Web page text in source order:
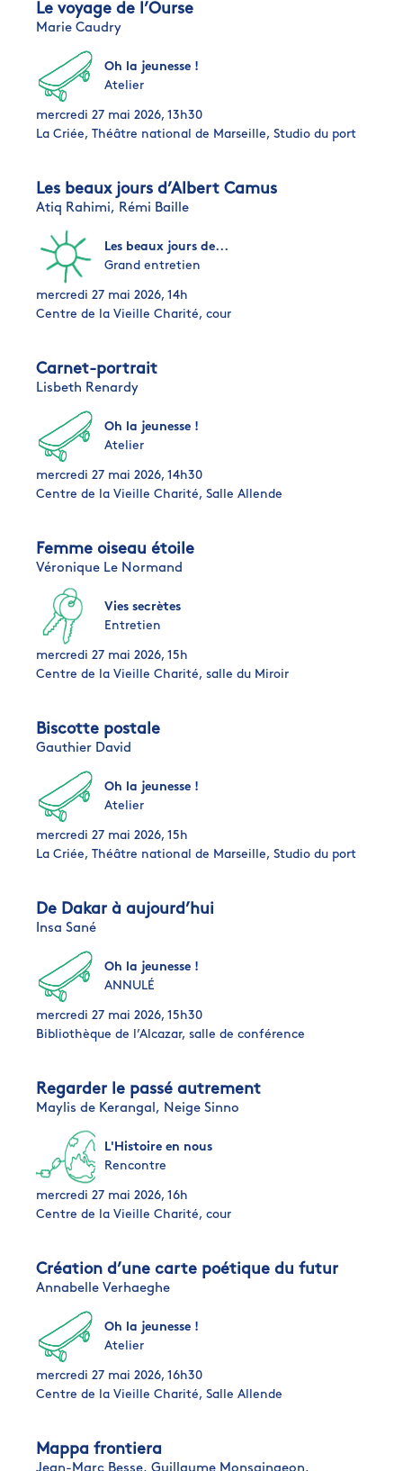
Le voyage de l’Ourse
Marie Caudry
Oh la jeunesse !
Atelier
mercredi 27 mai 2026, 13h30
La Criée, Théâtre national de Marseille, Studio du port
Les beaux jours d’Albert Camus
Atiq Rahimi, Rémi Baille
Les beaux jours de...
Grand entretien
mercredi 27 mai 2026, 14h
Centre de la Vieille Charité, cour
Carnet-portrait
Lisbeth Renardy
Oh la jeunesse !
Atelier
mercredi 27 mai 2026, 14h30
Centre de la Vieille Charité, Salle Allende
Femme oiseau étoile
Véronique Le Normand
Vies secrètes
Entretien
mercredi 27 mai 2026, 15h
Centre de la Vieille Charité, salle du Miroir
Biscotte postale
Gauthier David
Oh la jeunesse !
Atelier
mercredi 27 mai 2026, 15h
La Criée, Théâtre national de Marseille, Studio du port
De Dakar à aujourd’hui
Insa Sané
Oh la jeunesse !
ANNULÉ
mercredi 27 mai 2026, 15h30
Bibliothèque de l’Alcazar, salle de conférence
Regarder le passé autrement
Maylis de Kerangal, Neige Sinno
L'Histoire en nous
Rencontre
mercredi 27 mai 2026, 16h
Centre de la Vieille Charité, cour
Création d’une carte poétique du futur
Annabelle Verhaeghe
Oh la jeunesse !
Atelier
mercredi 27 mai 2026, 16h30
Centre de la Vieille Charité, Salle Allende
Mappa frontiera